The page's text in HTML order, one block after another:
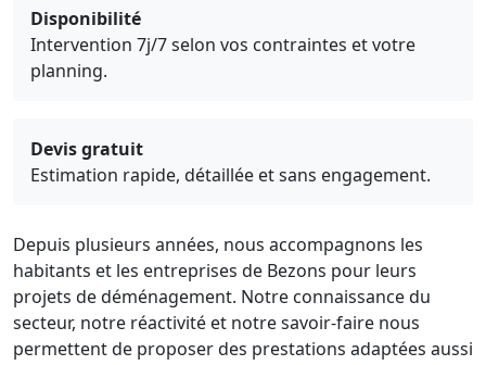
Disponibilité
Intervention 7j/7 selon vos contraintes et votre
planning.
Devis gratuit
Estimation rapide, détaillée et sans engagement.
Depuis plusieurs années, nous accompagnons les
habitants et les entreprises de Bezons pour leurs
projets de déménagement. Notre connaissance du
secteur, notre réactivité et notre savoir-faire nous
permettent de proposer des prestations adaptées aussi